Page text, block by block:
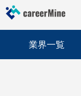
業界一覧